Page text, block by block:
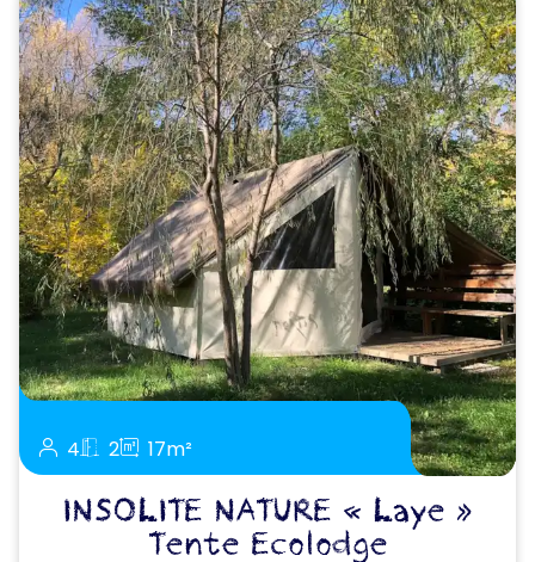
4 2 17m²
INSOLITE NATURE « Laye »
Tente Ecolodge